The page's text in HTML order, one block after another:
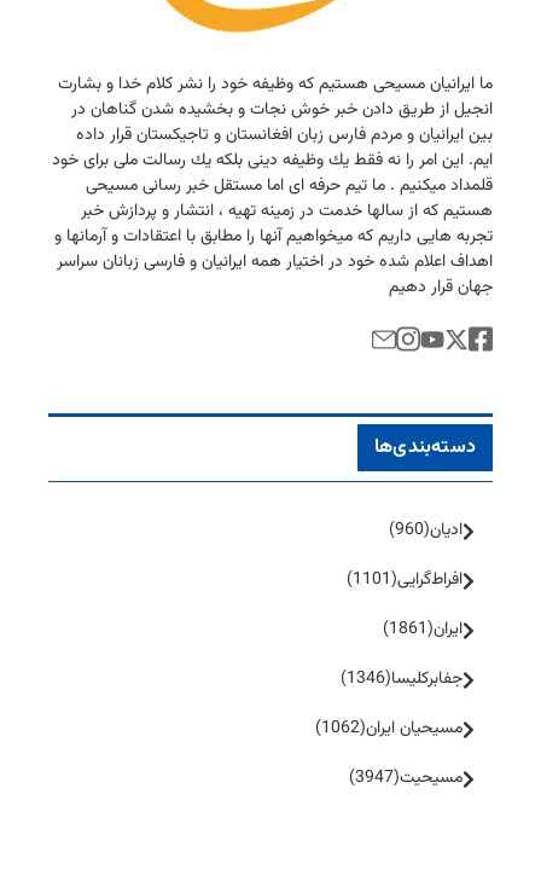
ما ایرانیان مسیحی هستیم كه وظیفه خود را نشر كلام خدا و بشارت
انجیل از طریق دادن خبر خوش نجات و بخشیده شدن گناهان در
بین ایرانیان و مردم فارس زبان افغانستان و تاجیكستان قرار داده
ایم. این امر را نه فقط یك وظیفه دینی بلكه یك رسالت ملی برای خود
قلمداد میكنیم . ما تیم حرفه ای اما مستقل خبر رسانی مسیحی
هستیم كه از سالها خدمت در زمینه تهیه ، انتشار و پردازش خبر
تجربه هایی داریم كه میخواهیم آنها را مطابق با اعتقادات و آرمانها و
اهداف اعلام شده خود در اختیار همه ایرانیان و فارسی زبانان سراسر
جهان قرار دهیم
دسته‌بندی‌ها
ادیان(960)
افراط‌گرایی(1101)
ایران(1861)
جفا‌بر‌کلیسا(1346)
مسیحیان ایران(1062)
مسیحیت(3947)